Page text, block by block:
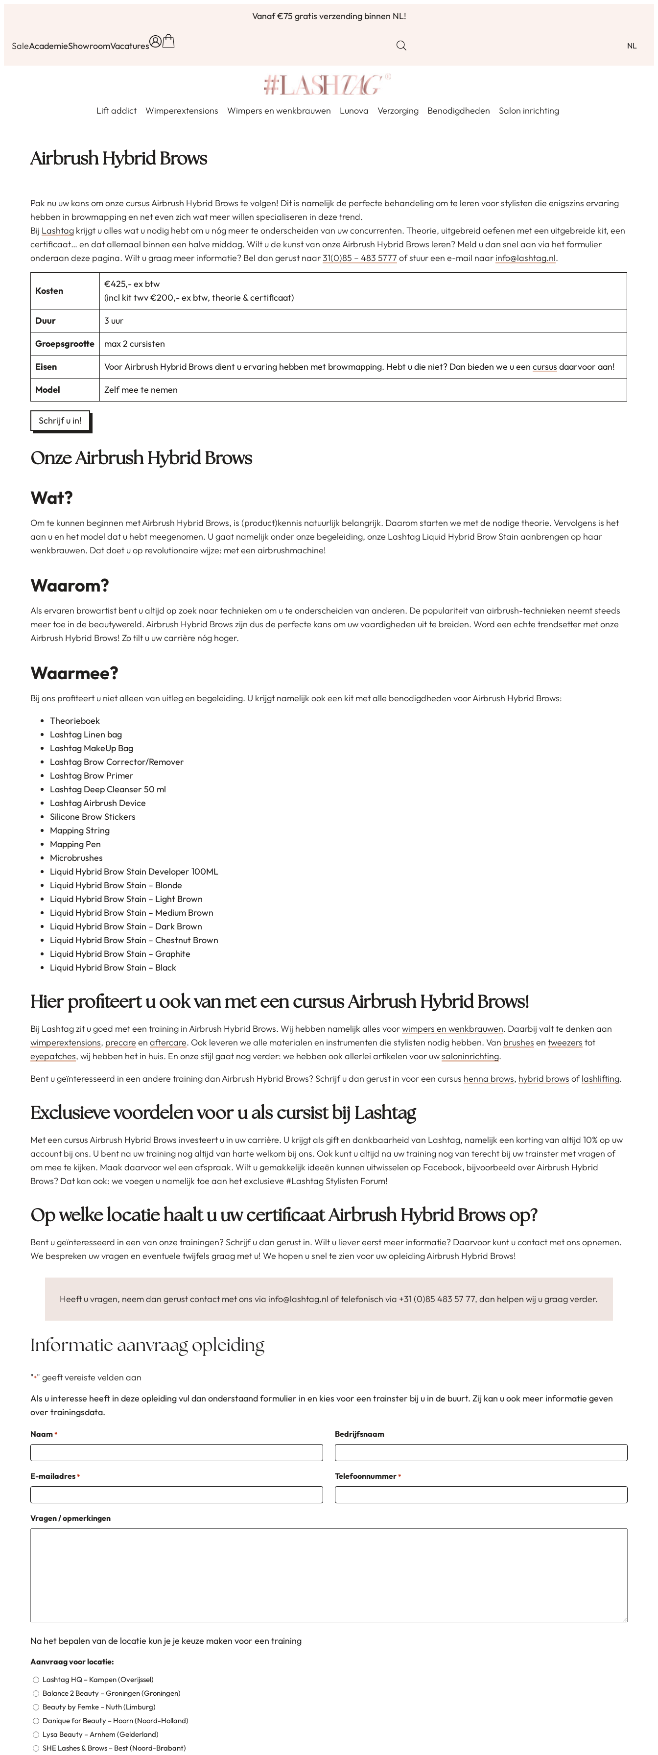
inhoud
Vanaf €75 gratis verzending binnen NL!
SaleAcademieShowroomVacatures NL
Lift addict Wimperextensions Wimpers en wenkbrauwen Lunova Verzorging Benodigdheden Salon inrichting
Airbrush Hybrid Brows
Pak nu uw kans om onze cursus Airbrush Hybrid Brows te volgen! Dit is namelijk de perfecte behandeling om te leren voor stylisten die enigszins ervaring
hebben in browmapping en net even zich wat meer willen specialiseren in deze trend.
Bij Lashtag krijgt u alles wat u nodig hebt om u nóg meer te onderscheiden van uw concurrenten. Theorie, uitgebreid oefenen met een uitgebreide kit, een
certificaat… en dat allemaal binnen een halve middag. Wilt u de kunst van onze Airbrush Hybrid Brows leren? Meld u dan snel aan via het formulier
onderaan deze pagina. Wilt u graag meer informatie? Bel dan gerust naar31(0)85 – 483 5777 of stuur een e-mail naar info@lashtag.nl.
Kosten
€425,- ex btw
(incl kit twv €200,- ex btw, theorie & certificaat)
Duur 3 uur
Groepsgrootte max 2 cursisten
Eisen Voor Airbrush Hybrid Brows dient u ervaring hebben met browmapping. Hebt u die niet? Dan bieden we u eencursus daarvoor aan!
Model Zelf mee te nemen
Schrijf u in!
Onze Airbrush Hybrid Brows
Wat?
Om te kunnen beginnen met Airbrush Hybrid Brows, is (product)kennis natuurlijk belangrijk. Daarom starten we met de nodige theorie. Vervolgens is het
aan u en het model dat u hebt meegenomen. U gaat namelijk onder onze begeleiding, onze Lashtag Liquid Hybrid Brow Stain aanbrengen op haar
wenkbrauwen. Dat doet u op revolutionaire wijze: met een airbrushmachine!
Waarom?
Als ervaren browartist bent u altijd op zoek naar technieken om u te onderscheiden van anderen. De populariteit van airbrush-technieken neemt steeds
meer toe in de beautywereld. Airbrush Hybrid Brows zijn dus de perfecte kans om uw vaardigheden uit te breiden. Word een echte trendsetter met onze
Airbrush Hybrid Brows! Zo tilt u uw carrière nóg hoger.
Waarmee?
Bij ons profiteert u niet alleen van uitleg en begeleiding. U krijgt namelijk ook een kit met alle benodigdheden voor Airbrush Hybrid Brows:
Theorieboek
Lashtag Linen bag
Lashtag MakeUp Bag
Lashtag Brow Corrector/Remover
Lashtag Brow Primer
Lashtag Deep Cleanser 50 ml
Lashtag Airbrush Device
Silicone Brow Stickers
Mapping String
Mapping Pen
Microbrushes
Liquid Hybrid Brow Stain Developer 100ML
Liquid Hybrid Brow Stain – Blonde
Liquid Hybrid Brow Stain – Light Brown
Liquid Hybrid Brow Stain – Medium Brown
Liquid Hybrid Brow Stain – Dark Brown
Liquid Hybrid Brow Stain – Chestnut Brown
Liquid Hybrid Brow Stain – Graphite
Liquid Hybrid Brow Stain – Black
Hier profiteert u ook van met een cursus Airbrush Hybrid Brows!
Bij Lashtag zit u goed met een training in Airbrush Hybrid Brows. Wij hebben namelijk alles voorwimpers en wenkbrauwen. Daarbij valt te denken aan
wimperextensions, precare enaftercare. Ook leveren we alle materialen en instrumenten die stylisten nodig hebben. Van brushes entweezers tot
eyepatches, wij hebben het in huis. En onze stijl gaat nog verder: we hebben ook allerlei artikelen voor uwsaloninrichting.
Bent u geïnteresseerd in een andere training dan Airbrush Hybrid Brows? Schrijf u dan gerust in voor een cursus henna brows, hybrid brows oflashlifting.
Exclusieve voordelen voor u als cursist bij Lashtag
Met een cursus Airbrush Hybrid Brows investeert u in uw carrière. U krijgt als gift en dankbaarheid van Lashtag, namelijk een korting van altijd 10% op uw
account bij ons. U bent na uw training nog altijd van harte welkom bij ons. Ook kunt u altijd na uw training nog van terecht bij uw trainster met vragen of
om mee te kijken. Maak daarvoor wel een afspraak. Wilt u gemakkelijk ideeën kunnen uitwisselen op Facebook, bijvoorbeeld over Airbrush Hybrid
Brows? Dat kan ook: we voegen u namelijk toe aan het exclusieve #Lashtag Stylisten Forum!
Op welke locatie haalt u uw certificaat Airbrush Hybrid Brows op?
Bent u geïnteresseerd in een van onze trainingen? Schrijf u dan gerust in. Wilt u liever eerst meer informatie? Daarvoor kunt u contact met ons opnemen.
We bespreken uw vragen en eventuele twijfels graag met u! We hopen u snel te zien voor uw opleiding Airbrush Hybrid Brows!
Heeft u vragen, neem dan gerust contact met ons via info@lashtag.nl of telefonisch via +31 (0)85 483 57 77, dan helpen wij u graag verder.
Informatie aanvraag opleiding
"*" geeft vereiste velden aan
Als u interesse heeft in deze opleiding vul dan onderstaand formulier in en kies voor een trainster bij u in de buurt. Zij kan u ook meer informatie geven
over trainingsdata.
Naam * Bedrijfsnaam
E-mailadres * Telefoonnummer *
Vragen / opmerkingen
Na het bepalen van de locatie kun je je keuze maken voor een training
Aanvraag voor locatie:
Lashtag HQ – Kampen (Overijssel)
Balance 2 Beauty – Groningen (Groningen)
Beauty by Femke – Nuth (Limburg)
Danique for Beauty – Hoorn (Noord-Holland)
Lysa Beauty – Arnhem (Gelderland)
SHE Lashes & Brows – Best (Noord-Brabant)